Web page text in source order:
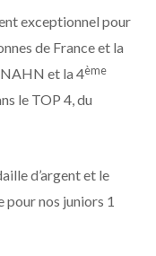
exceptionnel pour
de France et la
et la 4ème
le TOP 4, du
d’argent et le
pour nos juniors 1